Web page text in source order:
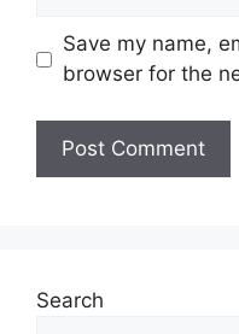
Save my name,
browser for the
Search